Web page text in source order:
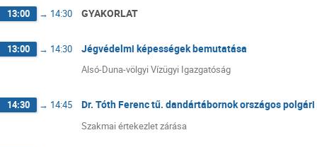
13:00 → 14:30 GYAKORLAT
13:00 → 14:30 Jégvédelmi képességek bemutatása
Alsó-Duna-völgyi Vízügyi Igazgatóság
14:30 → 14:45 Dr. Tóth Ferenc tű. dandártábornok országos
Szakmai értekezlet zárása